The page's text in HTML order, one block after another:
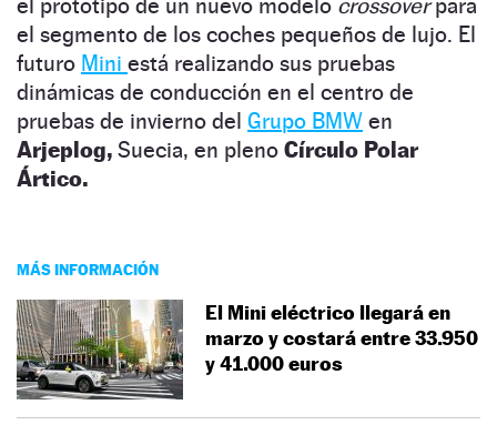
el prototipo de un nuevo modelo crossoverpara
el segmento de los coches pequeños de lujo. El
futuro Mini está realizando sus pruebas
dinámicas de conducción en el centro de
pruebas de invierno del Grupo BMW en
Arjeplog, Suecia, en pleno Círculo Polar
Ártico.
MÁS INFORMACIÓN
El Mini eléctrico llegará en
marzo y costará entre 33.950
y 41.000 euros